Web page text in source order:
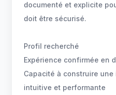
documenté et explicite
doit être sécurisé.
Profil recherché
Expérience confirmée en
Capacité à construire
intuitive et performante